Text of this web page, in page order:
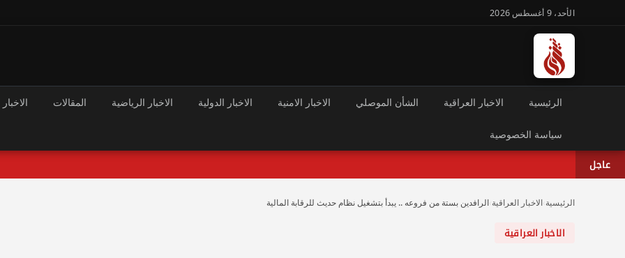
الأحد، 9 أغسطس 2026
الرئيسية الاخبار العراقية الشأن الموصلي الاخبار الامنية الاخبار الدولية الاخبار الرياضية المقالات
سياسة الخصوصية
عاجل
الرئيسية الاخبار العراقية الرافدين بستة من فروعه .. يبدأ بتشغيل نظام حديث للرقابة المالية
الاخبار العراقية